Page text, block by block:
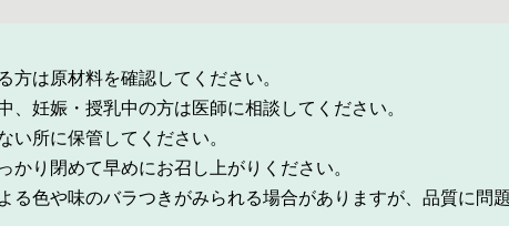
方は原材料を確認してください。
、妊娠・授乳中の方は医師に相談してください。
い所に保管してください。
かり閉めて早めにお召し上がりください。
る色や味のバラつきがみられる場合がありますが、品質に問